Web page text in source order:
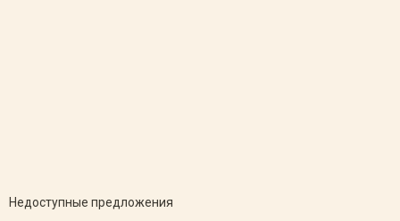
Недоступные предложения